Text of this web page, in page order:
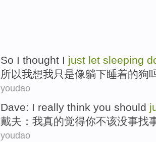
So I thought I just let sleeping
所以我想我只是像躺下睡着的狗
youdao
Dave: I really think you should
戴夫 ： 我真的觉得你不该没事找
youdao